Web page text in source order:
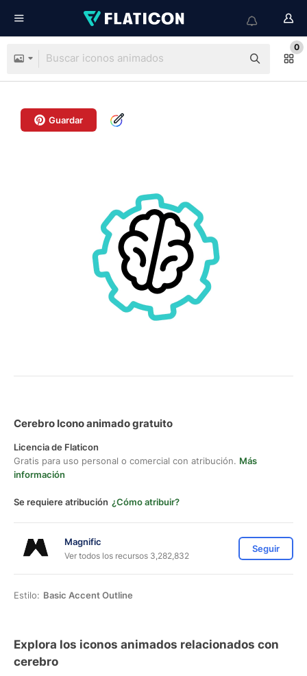
0
Guardar
Cerebro Icono animado gratuito
Licencia de Flaticon
Gratis para uso personal o comercial con atribución. Más
información
Se requiere atribución ¿Cómo atribuir?
Magnific
Ver todos los recursos 3,282,832
Seguir
Estilo: Basic Accent Outline
Explora los iconos animados relacionados con
cerebro